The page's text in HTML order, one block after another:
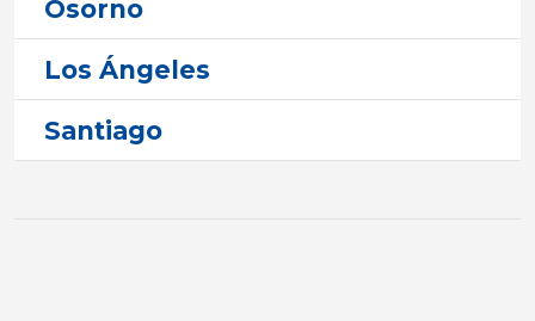
Osorno
Los Ángeles
Santiago